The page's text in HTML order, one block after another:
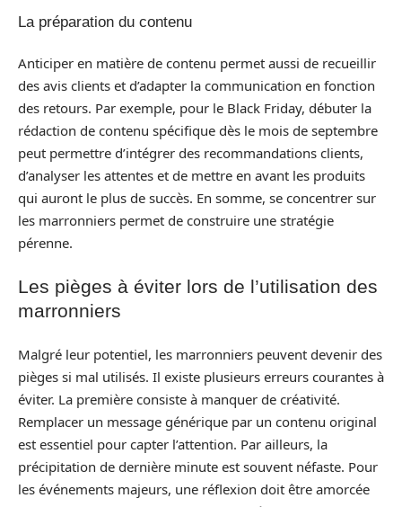
La préparation du contenu
Anticiper en matière de contenu permet aussi de recueillir
des avis clients et d’adapter la communication en fonction
des retours. Par exemple, pour le Black Friday, débuter la
rédaction de contenu spécifique dès le mois de septembre
peut permettre d’intégrer des recommandations clients,
d’analyser les attentes et de mettre en avant les produits
qui auront le plus de succès. En somme, se concentrer sur
les marronniers permet de construire une stratégie
pérenne.
Les pièges à éviter lors de l’utilisation des
marronniers
Malgré leur potentiel, les marronniers peuvent devenir des
pièges si mal utilisés. Il existe plusieurs erreurs courantes à
éviter. La première consiste à manquer de créativité.
Remplacer un message générique par un contenu original
est essentiel pour capter l’attention. Par ailleurs, la
précipitation de dernière minute est souvent néfaste. Pour
les événements majeurs, une réflexion doit être amorcée